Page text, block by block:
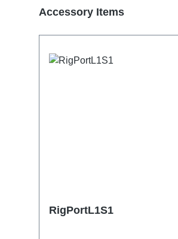
Termékgaléria kihagyása
Accessory Items
RigPortL1S1